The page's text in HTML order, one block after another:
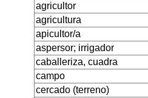
agricultor
agricultura
apicultor/a
aspersor; irrigador
caballeriza, cuadra
campo
cercado (terreno)